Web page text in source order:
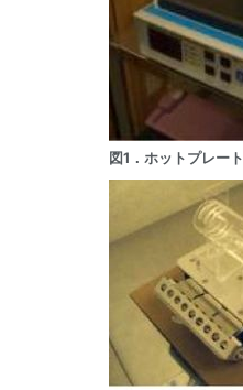
図1．ホットプレート